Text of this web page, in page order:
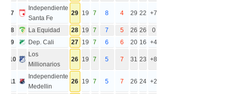
7
Independiente
Santa Fe
29 19 7 8 4 29 22 +7
8 La Equidad 28 19 7 7 5 26 26
0
9
Dep. Cali 27 19 7 6 6 20 16 +4
10
Los
Millionarios
26 19 7 5 7 31 23 +8
11
Independiente
Medellin
26 19 7 5 7 26 24 +2